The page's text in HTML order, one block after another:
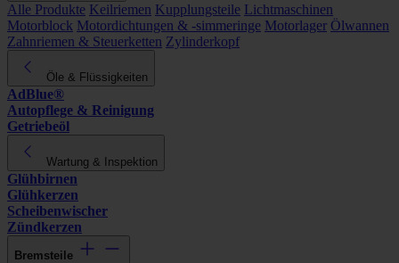
Alle Produkte Keilriemen Kupplungsteile Lichtmaschinen
Motorblock Motordichtungen & -simmeringe Motorlager Ölwannen
Zahnriemen & Steuerketten Zylinderkopf
Öle & Flüssigkeiten
AdBlue®
Autopflege & Reinigung
Getriebeöl
Wartung & Inspektion
Glühbirnen
Glühkerzen
Scheibenwischer
Zündkerzen
Bremsteile